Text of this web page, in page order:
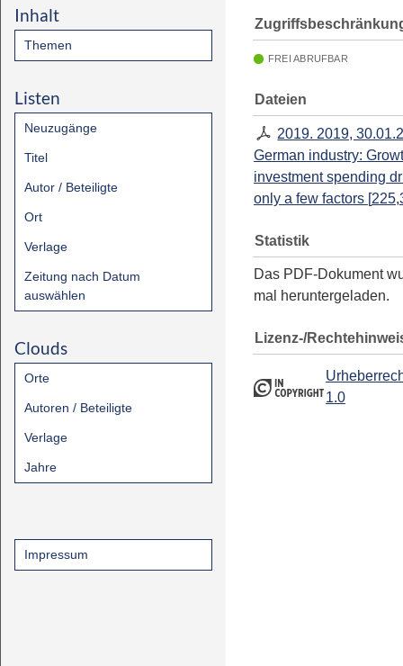
Inhalt
Themen
Listen
Neuzugänge
Titel
Autor / Beteiligte
Ort
Verlage
Zeitung nach Datum
auswählen
Clouds
Orte
Autoren / Beteiligte
Verlage
Jahre
Impressum
FREI ABRUFBAR
Dateien
2019. 2019,
German industry:
investment spending
only a few factors [
Statistik
Das PDF-Dokument
mal heruntergeladen.
Lizenz-/
1.0